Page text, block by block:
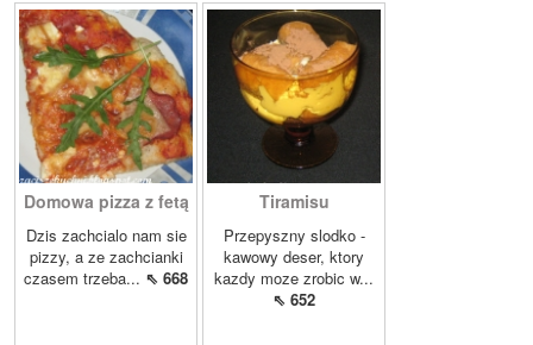
Domowa pizza z fetą
Dzis zachcialo nam sie
pizzy, a ze zachcianki
czasem trzeba... ⇖ 668
Tiramisu
Przepyszny slodko -
kawowy deser, ktory
kazdy moze zrobic w...
⇖ 652